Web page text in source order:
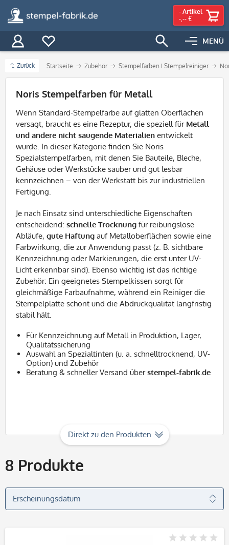
MENÜ
- Artikel
-,-- €
Zurück Startseite Zubehör Stempelfarben I Stempelreiniger
Filter
Noris Stempelfarben für Metall
Wenn Standard-Stempelfarbe auf glatten Oberflächen
versagt, braucht es eine Rezeptur, die speziell für Metall
und andere nicht saugende Materialien entwickelt
wurde. In dieser Kategorie finden Sie Noris
Spezialstempelfarben, mit denen Sie Bauteile, Bleche,
Gehäuse oder Werkstücke sauber und gut lesbar
kennzeichnen – von der Werkstatt bis zur industriellen
Fertigung.
Je nach Einsatz sind unterschiedliche Eigenschaften
entscheidend: schnelle Trocknung für reibungslose
Abläufe, gute Haftung auf Metalloberflächen sowie eine
Farbwirkung, die zur Anwendung passt (z. B. sichtbare
Kennzeichnung oder Markierungen, die erst unter UV-
Licht erkennbar sind). Ebenso wichtig ist das richtige
Zubehör: Ein geeignetes Stempelkissen sorgt für
gleichmäßige Farbaufnahme, während ein Reiniger die
Stempelplatte schont und die Abdruckqualität langfristig
stabil hält.
Für Kennzeichnung auf Metall in Produktion, Lager,
Qualitätssicherung
Auswahl an Spezialtinten (u. a. schnelltrocknend, UV-
Option) und Zubehör
Beratung & schneller Versand überstempel-fabrik.de
Direkt zu den Produkten
8 Produkte